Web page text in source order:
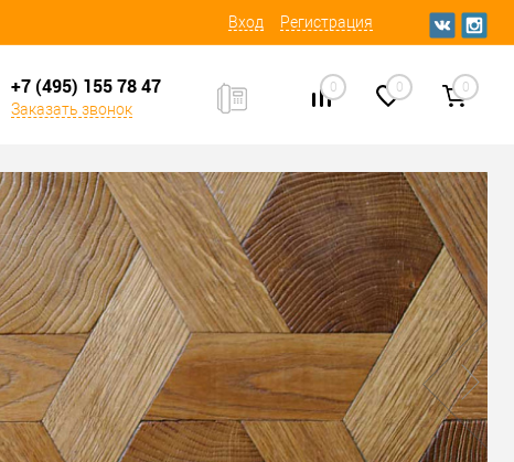
Вход Регистрация
+7 (495) 155 78 47
Заказать звонок
0 0 0